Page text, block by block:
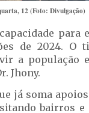
12 (Foto: Divulgação)
de 2024. O
a população
Jhony.
já soma
bairros